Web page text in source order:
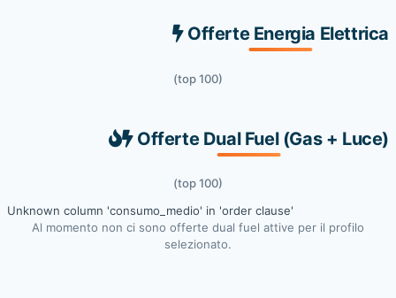
Offerte Energia Elettrica
(top 100)
Offerte Dual Fuel (Gas + Luce)
(top 100)
Unknown column 'consumo_medio' in 'order clause'
Al momento non ci sono offerte dual fuel attive per il profilo
selezionato.